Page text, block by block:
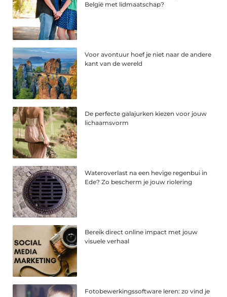
België met lidmaatschap?
Voor avontuur hoef je niet naar de andere
kant van de wereld
De perfecte galajurken kiezen voor jouw
lichaamsvorm
Wateroverlast na een hevige regenbui in
Ede? Zo bescherm je jouw riolering
Bereik direct online impact met jouw
visuele verhaal
Fotobewerkingssoftware leren: zo vind je